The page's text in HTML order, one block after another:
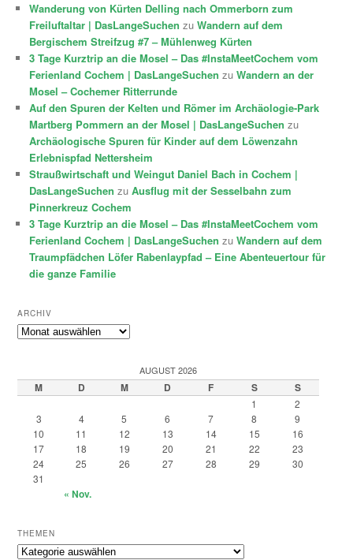
Wanderung von Kürten Delling nach Ommerborn zum
Freiluftaltar | DasLangeSuchen zuWandern auf dem
Bergischem Streifzug #7 – Mühlenweg Kürten
3 Tage Kurztrip an die Mosel – Das #InstaMeetCochem vom
Ferienland Cochem | DasLangeSuchen zuWandern an der
Mosel – Cochemer Ritterrunde
Auf den Spuren der Kelten und Römer im Archäologie-Park
Martberg Pommern an der Mosel | DasLangeSuchen zu
Archäologische Spuren für Kinder auf dem Löwenzahn
Erlebnispfad Nettersheim
Straußwirtschaft und Weingut Daniel Bach in Cochem |
DasLangeSuchen zuAusflug mit der Sesselbahn zum
Pinnerkreuz Cochem
3 Tage Kurztrip an die Mosel – Das #InstaMeetCochem vom
Ferienland Cochem | DasLangeSuchen zuWandern auf dem
Traumpfädchen Löfer Rabenlaypfad – Eine Abenteuertour für
die ganze Familie
ARCHIV
Archiv
AUGUST 2026
M D M D F S S
1
2
3
4 5 6 7 8
9
10
11 12 13 14 15
16
17
18 19 20 21 22
23
24
25 26 27 28 29
30
31
« Nov.
THEMEN
Themen